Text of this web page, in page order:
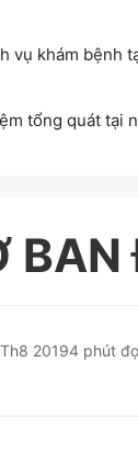
vụ khám bệnh
tổng quát tại
BAN
20194 phút